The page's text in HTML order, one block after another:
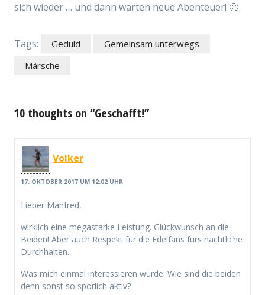
sich wieder … und dann warten neue Abenteuer! 🙂
Tags: Geduld
Gemeinsam unterwegs
Märsche
10 thoughts on “Geschafft!”
Volker
17. OKTOBER 2017 UM 12:02 UHR
Lieber Manfred,
wirklich eine megastarke Leistung. Glückwunsch an die
Beiden! Aber auch Respekt für die Edelfans fürs nächtliche
Durchhalten.
Was mich einmal interessieren würde: Wie sind die beiden
denn sonst so sporlich aktiv?